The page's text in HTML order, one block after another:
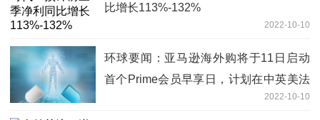
比增长113%-132%
2022-10-10
环球要闻：亚马逊海外购将于11日启动
首个Prime会员早享日，计划在中英美法
2022-10-10